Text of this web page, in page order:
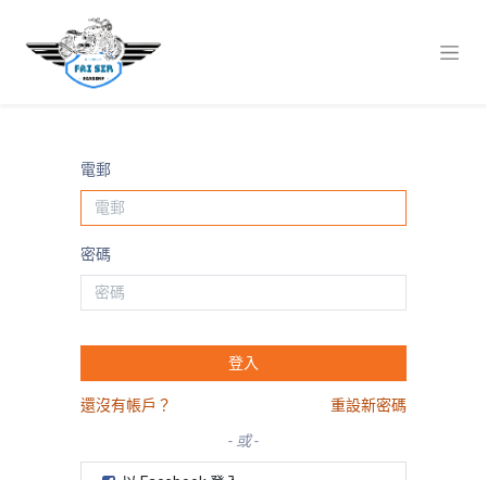
電郵
密碼
登入
還沒有帳戶？ 重設新密碼
- 或 -